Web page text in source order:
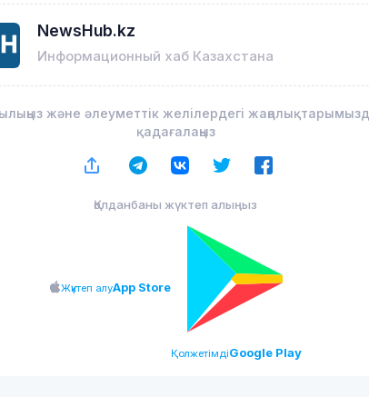
NewsHub.kz
Информационный хаб Казахстана
және әлеуметтік желілердегі
қадағалаңыз
Қолданбаны жүктеп алыңыз
Жүктеп алуApp Store
ҚолжетімдіGoogle Play